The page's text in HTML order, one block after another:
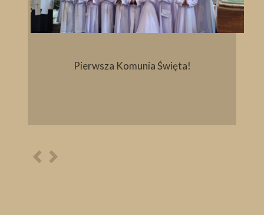
Poprzednia
Pierwsza Komunia Święta!